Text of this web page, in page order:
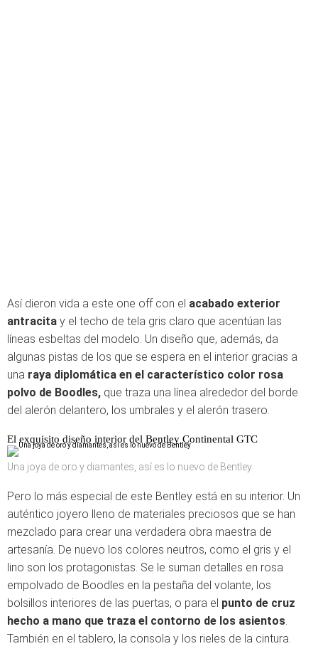
Así dieron vida a este one off con el acabado exterior
antracita y el techo de tela gris claro que acentúan las
líneas esbeltas del modelo. Un diseño que, además, da
algunas pistas de los que se espera en el interior gracias a
una raya diplomática en el característico color rosa
polvo de Boodles, que traza una línea alrededor del borde
del alerón delantero, los umbrales y el alerón trasero.
El exquisito diseño interior del Bentley Continental GTC
Una joya de oro y diamantes, así es lo nuevo de Bentley
Pero lo más especial de este Bentley está en su interior. Un
auténtico joyero lleno de materiales preciosos que se han
mezclado para crear una verdadera obra maestra de
artesanía. De nuevo los colores neutros, como el gris y el
lino son los protagonistas. Se le suman detalles en rosa
empolvado de Boodles en la pestaña del volante, los
bolsillos interiores de las puertas, o para el punto de cruz
hecho a mano que traza el contorno de los asientos.
También en el tablero, la consola y los rieles de la cintura.